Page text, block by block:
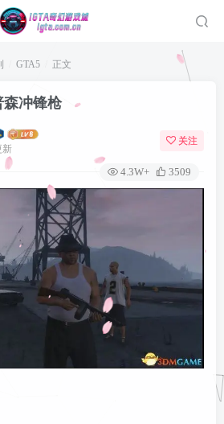
GTA5 正文
森冲锋枪
新
关注
4.3W+ 3509
注册